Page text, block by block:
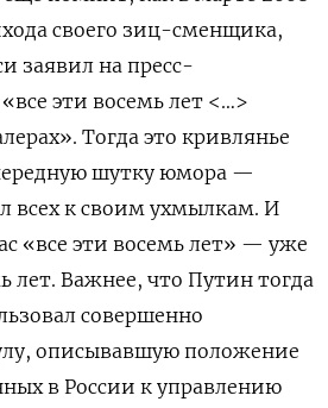
своего зиц-сменщика,
заявил на пресс-
эти восемь лет <…>
Тогда это кривлянье
шутку юмора —
всех к своим ухмылкам. И
«все эти восемь лет» — уже
лет. Важнее, что Путин тогда
совершенно
описывавшую положение
в России к управлению